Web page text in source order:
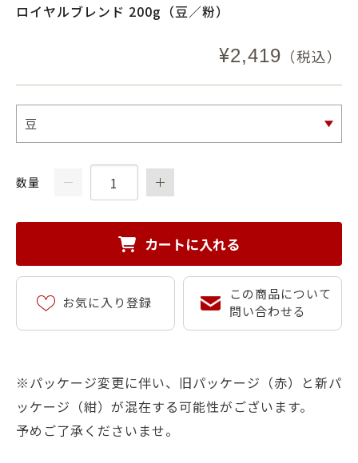
ロイヤルブレンド 200g（豆／粉）
¥2,419 （税込）
数量
カートに入れる
お気に入り登録
この商品について
問い合わせる
※パッケージ変更に伴い、旧パッケージ（赤）と新パ
ッケージ（紺）が混在する可能性がございます。
予めご了承くださいませ。